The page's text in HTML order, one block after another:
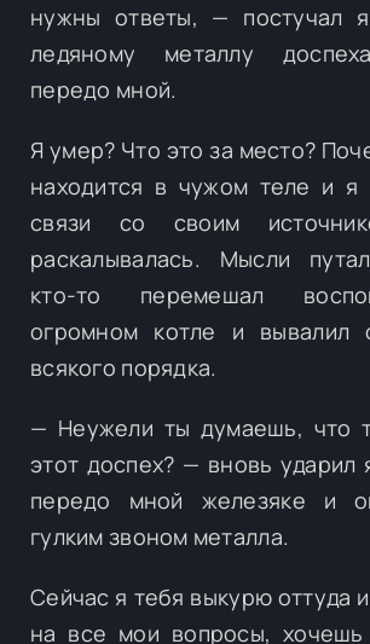
нужны ответы, — постучал
ледяному металлу
передо мной.
Я умер? Что это за место?
находится в чужом теле и я
связи со своим
раскалывалась. Мысли
кто-то перемешал
огромном котле и вывалил
всякого порядка.
— Неужели ты думаешь, что
этот доспех? — вновь ударил
передо мной железяке и
гулким звоном металла.
Сейчас я тебя выкурю оттуда
на все мои вопросы,